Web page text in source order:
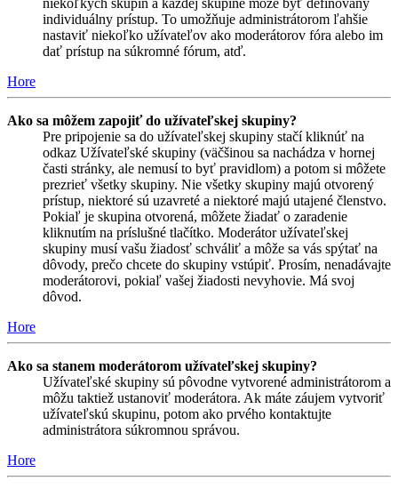
niekoľkých skupín a každej skupine môže byť definovaný
individuálny prístup. To umožňuje administrátorom ľahšie
nastaviť niekoľko užívateľov ako moderátorov fóra alebo im
dať prístup na súkromné fórum, atď.
Hore
Ako sa môžem zapojiť do užívateľskej skupiny?
Pre pripojenie sa do užívateľskej skupiny stačí kliknúť na
odkaz Užívateľské skupiny (väčšinou sa nachádza v hornej
časti stránky, ale nemusí to byť pravidlom) a potom si môžete
prezrieť všetky skupiny. Nie všetky skupiny majú otvorený
prístup, niektoré sú uzavreté a niektoré majú utajené členstvo.
Pokiaľ je skupina otvorená, môžete žiadať o zaradenie
kliknutím na príslušné tlačítko. Moderátor užívateľskej
skupiny musí vašu žiadosť schváliť a môže sa vás spýtať na
dôvody, prečo chcete do skupiny vstúpiť. Prosím, nenadávajte
moderátorovi, pokiaľ vašej žiadosti nevyhovie. Má svoj
dôvod.
Hore
Ako sa stanem moderátorom užívateľskej skupiny?
Užívateľské skupiny sú pôvodne vytvorené administrátorom a
môžu taktiež ustanoviť moderátora. Ak máte záujem vytvoriť
užívateľskú skupinu, potom ako prvého kontaktujte
administrátora súkromnou správou.
Hore